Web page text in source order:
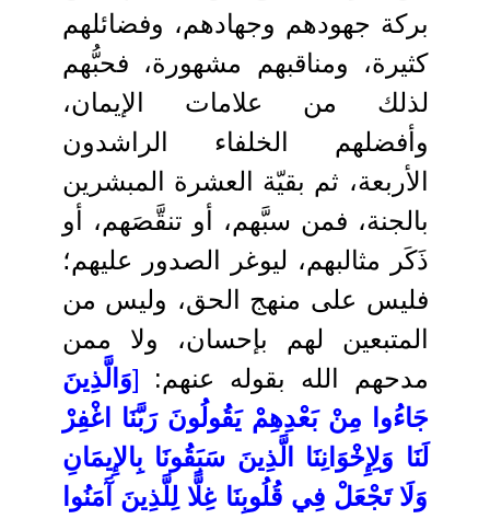
بركة جهودهم وجهادهم، وفضائلهم
كثيرة، ومناقبهم مشهورة، فحبُّهم
لذلك من علامات الإيمان،
وأفضلهم الخلفاء الراشدون
الأربعة، ثم بقيّة العشرة المبشرين
بالجنة، فمن سبَّهم، أو تنقَّصَهم، أو
ذَكَر مثالبهم، ليوغر الصدور عليهم؛
فليس على منهج الحق، وليس من
المتبعين لهم بإحسان، ولا ممن
مدحهم الله بقوله عنهم: [وَالَّذِينَ
جَاءُوا مِنْ بَعْدِهِمْ يَقُولُونَ رَبَّنَا اغْفِرْ
لَنَا وَلِإِخْوَانِنَا الَّذِينَ سَبَقُونَا بِالإِيمَانِ
وَلَا تَجْعَلْ فِي قُلُوبِنَا غِلًّا لِلَّذِينَ آَمَنُوا